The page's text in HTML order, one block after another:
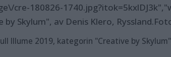
cre-180826-
Skylum", av Denis Klero, Ryssland.
Illume 2019, kategorin "Creative by